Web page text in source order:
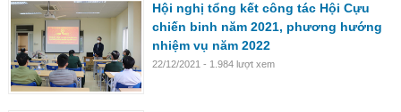
Hội nghị tổng kết công tác Hội Cựu
chiến binh năm 2021, phương hướng
nhiệm vụ năm 2022
22/12/2021 - 1.984 lượt xem